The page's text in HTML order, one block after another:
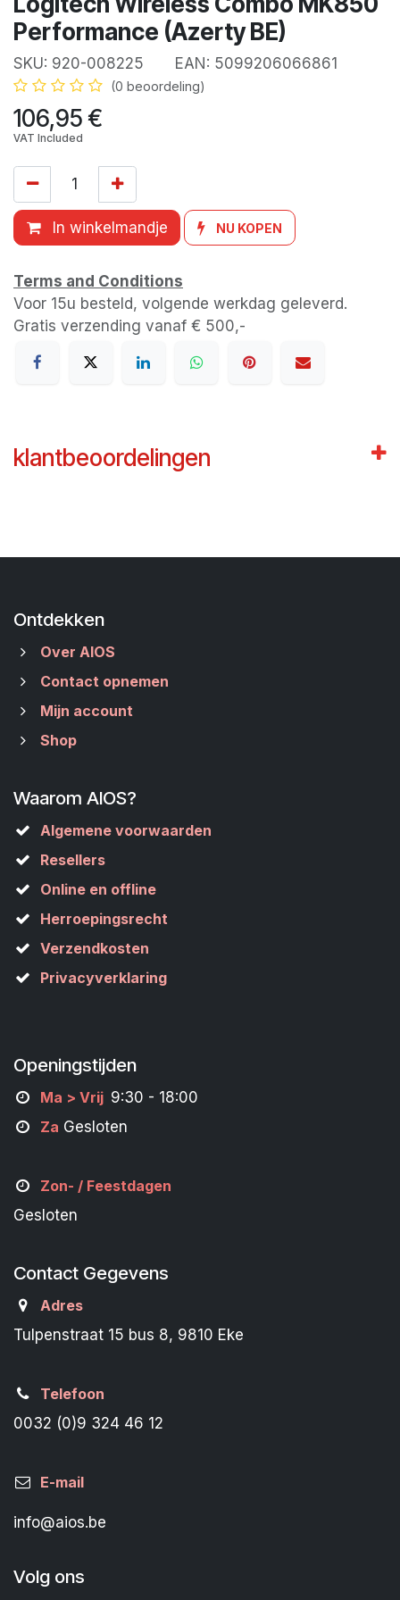
Performance (Azerty BE)
SKU: 920-008225 EAN: 5099206066861
(0 beoordeling)
106,95€
VAT Included
In winkelmandje NU KOPEN
Terms and Conditions
Voor 15u besteld, volgende werkdag geleverd.
Gratis verzending vanaf € 500,-
klantbeoordelingen
Ontdekken
Over AIOS
Contact opnemen
Mijn account
Shop
Waarom AIOS?
Algemene voorwaarden
Resellers
Online en offline
Herroepingsrecht
Verzendkosten
Privacyverklaring
Openingstijden
Ma > Vrij 9:30 - 18:00
Za Gesloten
Zon- / Feestdagen
Gesloten
Contact Gegevens
Adres
Tulpenstraat 15 bus 8, 9810 Eke
Telefoon
0032 (0)9 324 46 12
E-mail
info@aios.be
Volg ons